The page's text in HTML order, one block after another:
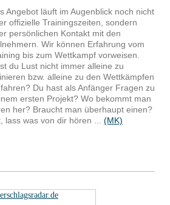
Angebot läuft im Augenblick noch nicht
offizielle Trainingszeiten, sondern
persönlichen Kontakt mit den
Wir können Erfahrung vom
bis zum Wettkampf vorweisen.
du Lust nicht immer alleine zu
bzw. alleine zu den Wettkämpfen
Du hast als Anfänger Fragen zu
ersten Projekt? Wo bekommt man
her? Braucht man überhaupt einen?
lass was von dir hören ... (MK)